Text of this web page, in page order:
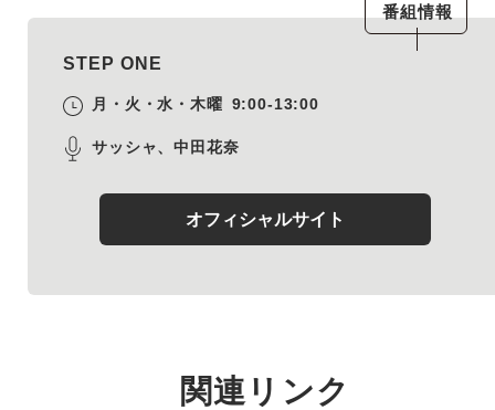
番組情報
STEP ONE
月・火・水・木曜 9:00-13:00
サッシャ、中田花奈
オフィシャルサイト
関連リンク